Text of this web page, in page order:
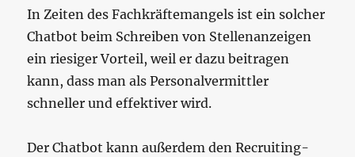
In Zeiten des Fachkräftemangels ist ein solcher
Chatbot beim Schreiben von Stellenanzeigen
ein riesiger Vorteil, weil er dazu beitragen
kann, dass man als Personalvermittler
schneller und effektiver wird.
Der Chatbot kann außerdem den Recruiting-